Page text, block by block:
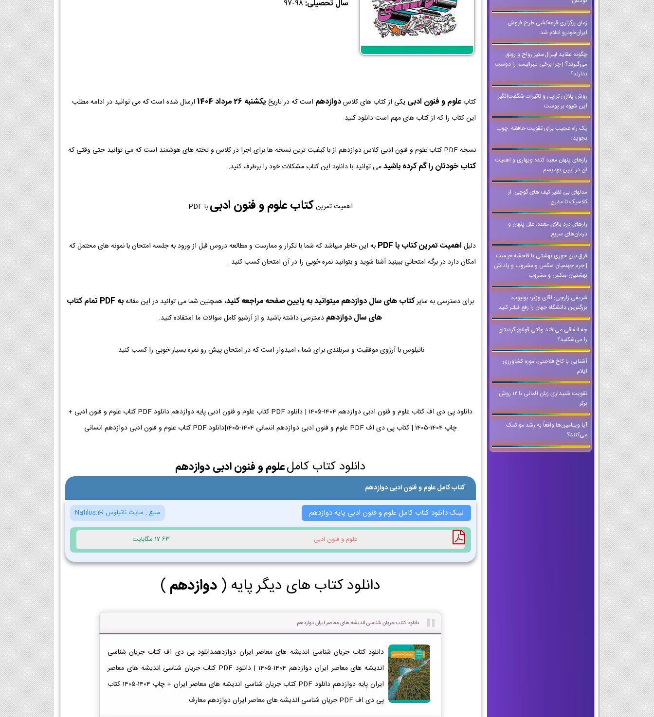
زمان برگزاری قرعه‌کشی طرح فروش
ایران‌خودرو اعلام شد
چگونه عقاید لیبرال‌ستیز رواج و رونق
می‌گیرند؟ | چرا برخی لیبرالیسم را دوست
ندارند؟
روش پلاژن تراپی و تاثیرات شگفت‌انگیز
این شیوه بر پوست
یک راه عجیب برای تقویت حافظه: چوب
بجوید!
رازهای پنهان معبد کنده ویهاری و اهمیت
آن در آیین بودیسم
مدلهای بی نظیر کیف های گوچی: از
کلاسیک تا مدرن
رازهای درد بالای معده؛ علل پنهان و
درمان‌های سریع
فرق بین حوری بهشتی با فاحشه چیست
| جرم جهنميان سكس و مشروب و پاداش
بهشتيان سكس و مشروب
شریفی زارچی: آقای وزیر؛ یوتیوب،
بزرگترین دانشگاه جهان را رفع فیلتر کنید
چه اتفاقی می‌افتد وقتی قولنج گردنتان
را می‌شکنید؟
آشنایی با کاخ فلاحتی؛ موزه کشاورزی
ایلام
تقویت شنیداری زبان آلمانی با 12 روش
برتر
آیا ویتامین‌ها واقعاً به رشد مو کمک
می‌کنند؟
سال تحصیلی:97-98
کتابعلوم و فنون ادبی یکی از کتاب های کلاسدوازدهم است که در تاریخ يكشنبه 26 مرداد 1404
ارسال شده است که می توانید در ادامه مطلب
این کتاب را که از کتاب های مهم است دانلود کنید.
نسخه PDF کتاب علوم و فنون ادبی کلاس دوازدهم از با کیفیت ترین نسخه ها برای اجرا در کلاس و تخته های هوشمند است که می توانید حتی وقتی که
کتاب خودتان را گم کرده باشیدمی توانید با دانلود این کتاب مشکلات خود را برطرف کنید.
اهمیت تمرینکتاب علوم و فنون ادبی با PDF
دلیل اهمیت تمرین کتاب با PDF
به این خاطر میباشد که شما با تکرار و ممارست و مطالعه دروس قبل از ورود به جلسه امتحان با نمونه های محتمل که
امکان دارد در برگه امتحانی ببینید آشنا شوید و بتوانید نمره خوبی را در آن امتحان کسب کنید .
برای دسترسی به سایرکتاب های سال دوازدهم میتوانید به پایین صفحه مراجعه کنید، همچنین شما می توانید در این مقاله
به PDF تمام کتاب
های سال دوازدهم دسترسی داشته باشید و از آرشیو کامل سوالات ما استفاده کنید.
ناتیلوس با آرزوی موفقیت و سربلندی برای شما ، امیدوار است که در امتحان پیش رو نمره بسیار خوبی را کسب کنید.
دانلود پی دی اف کتاب علوم و فنون ادبی دوازدهم 1404-1405 | دانلود PDF کتاب علوم و فنون ادبی پایه دوازدهم دانلود PDF کتاب علوم و فنون ادبی +
چاپ 1404-1405 | کتاب پی دی اف PDF علوم و فنون ادبی دوازدهم انسانی 1404-1405|دانلود PDF کتاب علوم و فنون ادبی دوازدهم انسانی
دانلود کتاب کاملعلوم و فنون ادبی دوازدهم
کتاب کامل علوم و فنون ادبی دوازدهم
لینک دانلود کتاب کامل علوم و فنون ادبی پایه دوازدهم منبع : سایت ناتیلوس Natilos.iR
علوم و فنون ادبی 17.63 مگابایت
دانلود کتاب های دیگر پایه (دوازدهم )
دانلود کتاب جریان شناسی اندیشه های معاصر ایران دوازدهم
دانلود کتاب جریان شناسی اندیشه های معاصر ایران دوازدهمدانلود پی دی اف کتاب جریان شناسی
اندیشه های معاصر ایران دوازدهم 1404-1405 | دانلود PDF کتاب جریان شناسی اندیشه های معاصر
ایران پایه دوازدهم دانلود PDF کتاب جریان شناسی اندیشه های معاصر ایران + چاپ 1404-1405 کتاب
پی دی اف PDF جریان شناسی اندیشه های معاصر ایران دوازدهم معارف